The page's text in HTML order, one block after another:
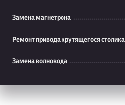
Замена магнетрона
Ремонт привода крутящегося столика
Замена волновода